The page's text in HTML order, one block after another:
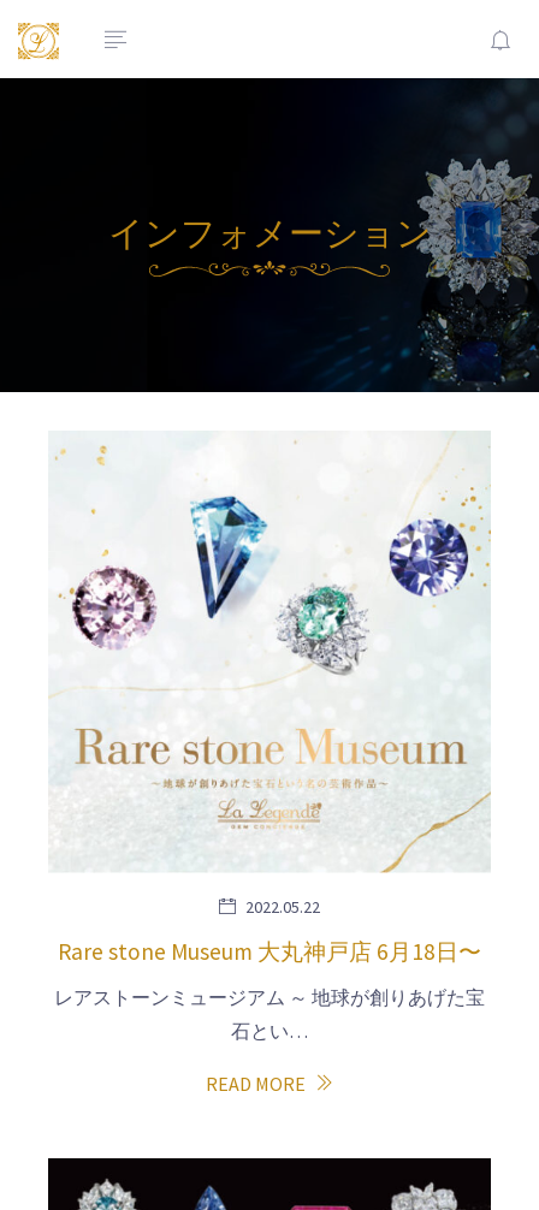
インフォメーション
2022.05.22
Rare stone Museum 大丸神戸店 6月18日〜
レアストーンミュージアム ～ 地球が創りあげた宝
石とい…
READ MORE